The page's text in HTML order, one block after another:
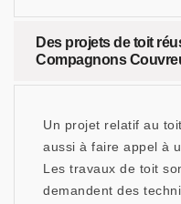
Des projets de toit
Compagnons
Un projet relatif au
aussi à faire appel à
Les travaux de toit
demandent des